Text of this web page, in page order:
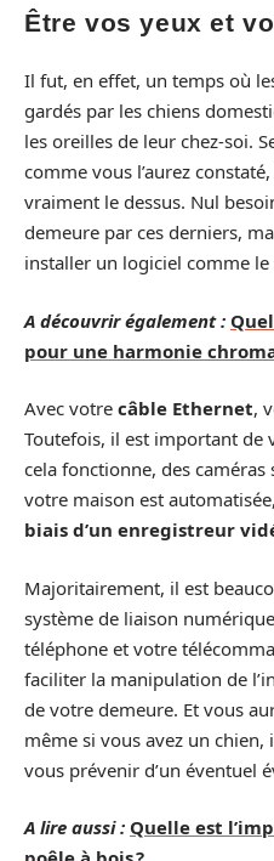
Être vos yeux et
Il fut, en effet, un temps où
gardés par les chiens
les oreilles de leur chez-soi.
comme vous l’aurez
vraiment le dessus. Nul
demeure par ces derniers,
installer un logiciel comme le
A découvrir également :
pour une harmonie
Avec votre câble Ethernet,
Toutefois, il est important de
cela fonctionne, des
votre maison est
biais d’un enregistreur
Majoritairement, il est
système de liaison
téléphone et votre
faciliter la manipulation de
de votre demeure. Et vous
même si vous avez un
vous prévenir d’un éventuel
A lire aussi : Quelle est